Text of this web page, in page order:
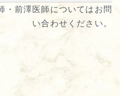
・前澤医師についてはお問
い合わせください。